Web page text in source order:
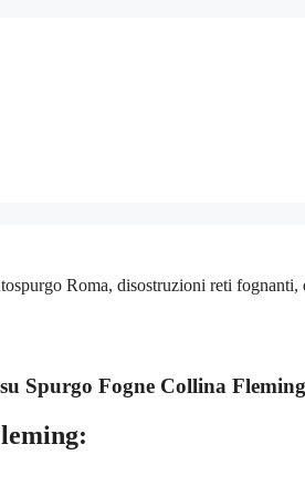
Roma, disostruzioni reti
Spurgo Fogne Collina